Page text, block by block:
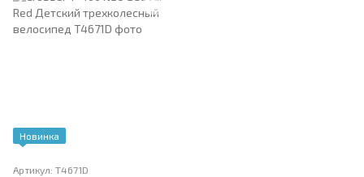
Новинка
Артикул: T4671D